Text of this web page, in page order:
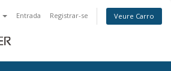
Entrada Registrar-se Veure Carro